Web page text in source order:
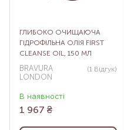
ГЛИБОКО ОЧИЩАЮЧА
ГІДРОФІЛЬНА ОЛІЯ FIRST
CLEANSE OIL, 150 МЛ
BRAVURA
LONDON
(1 Відгук)
В наявності
1 967 ₴